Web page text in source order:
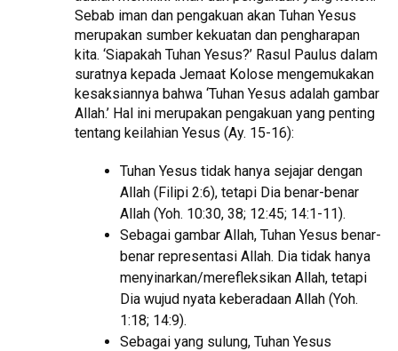
Sebab iman dan pengakuan akan Tuhan Yesus
merupakan sumber kekuatan dan pengharapan
kita. ‘Siapakah Tuhan Yesus?’ Rasul Paulus dalam
suratnya kepada Jemaat Kolose mengemukakan
kesaksiannya bahwa ‘Tuhan Yesus adalah gambar
Allah.’ Hal ini merupakan pengakuan yang penting
tentang keilahian Yesus (Ay. 15-16):
Tuhan Yesus tidak hanya sejajar dengan
Allah (Filipi 2:6), tetapi Dia benar-benar
Allah (Yoh. 10:30, 38; 12:45; 14:1-11).
Sebagai gambar Allah, Tuhan Yesus benar-
benar representasi Allah. Dia tidak hanya
menyinarkan/merefleksikan Allah, tetapi
Dia wujud nyata keberadaan Allah (Yoh.
1:18; 14:9).
Sebagai yang sulung, Tuhan Yesus